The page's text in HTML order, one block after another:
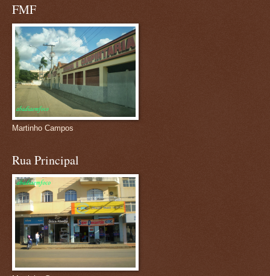
FMF
Martinho Campos
Rua Principal